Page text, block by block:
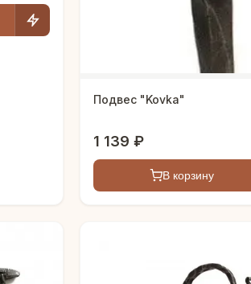
Подвес "Kovka"
1 139 ₽
В корзину